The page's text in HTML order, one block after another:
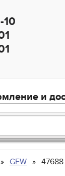
10
и
GEW